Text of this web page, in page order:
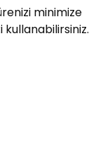
minimize